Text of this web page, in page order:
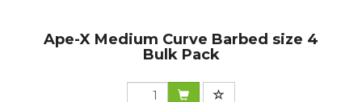
Ape-X Medium Curve Barbed size 4
Bulk Pack